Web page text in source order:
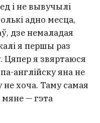
і не вывучылі
адно месца,
дзе немаладая
я першы раз
Цяпер я звяртаюся
англійску яна не
не хоча. Таму самая
— гэта